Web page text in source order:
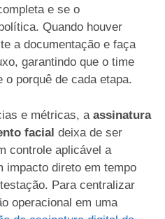
e se o
Quando houver
a documentação e faça
garantindo que o time
porquê de cada etapa.
e métricas, a assinatura
facial deixa de ser
controle aplicável a
impacto direto em tempo
Para centralizar
operacional em uma